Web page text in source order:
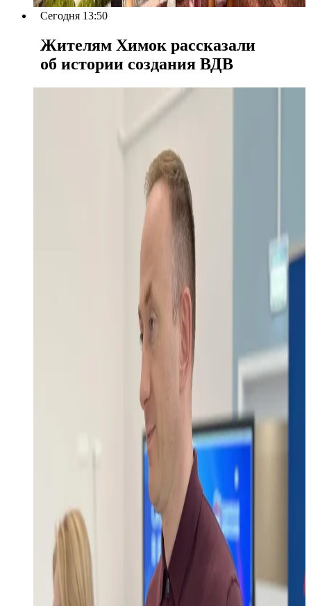
Сегодня 13:50
Жителям Химок рассказали
об истории создания ВДВ